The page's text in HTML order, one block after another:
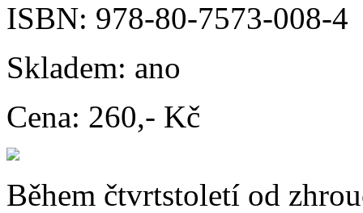
ISBN: 978-80-7573-008-4
Skladem: ano
Cena: 260,- Kč
Během čtvrtstoletí od